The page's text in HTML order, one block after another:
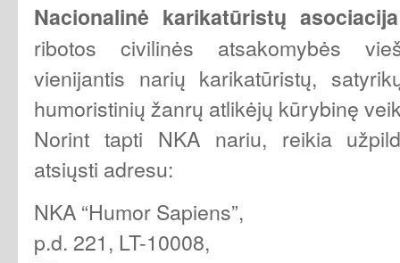
Nacionalinė karikatūristų asociacija
ribotos civilinės atsakomybės
vienijantis narių karikatūristų,
humoristinių žanrų atlikėjų kūrybinę
Norint tapti NKA nariu, reikia
atsiųsti adresu:
NKA “Humor Sapiens”,
p.d. 221, LT-10008,